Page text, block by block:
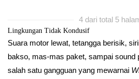
4 dari total 5
Lingkungan Tidak Kondusif
Suara motor lewat, tetangga berisik,
bakso, mas-mas paket, sampai sound
salah satu gangguan yang mewarnai